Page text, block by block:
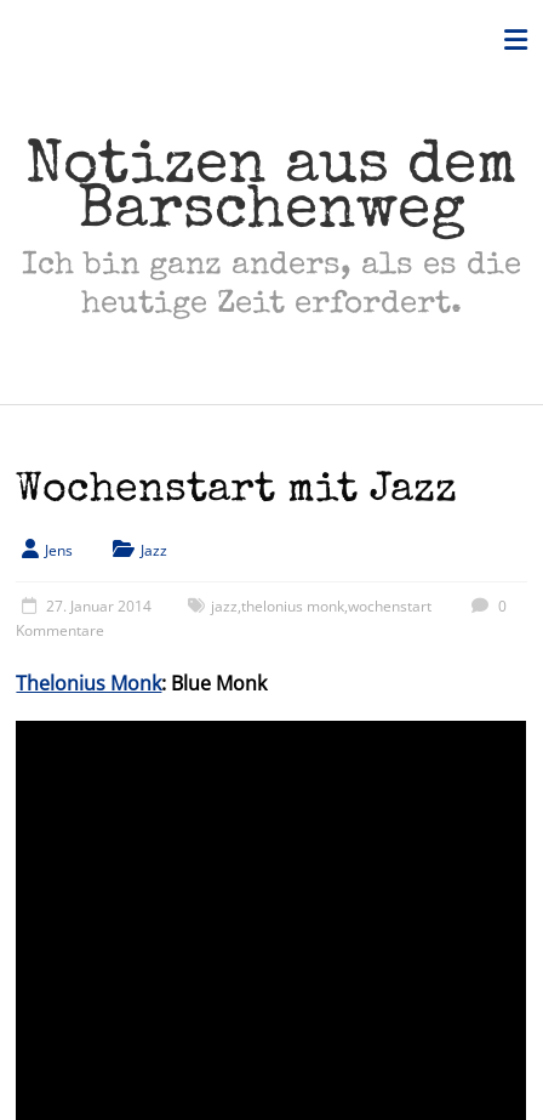
Notizen aus dem
Barschenweg
Ich bin ganz anders, als es die
heutige Zeit erfordert.
Wochenstart mit Jazz
Jens Jazz
27. Januar 2014 jazz,thelonius monk,wochenstart
0
Kommentare
Thelonius Monk: Blue Monk